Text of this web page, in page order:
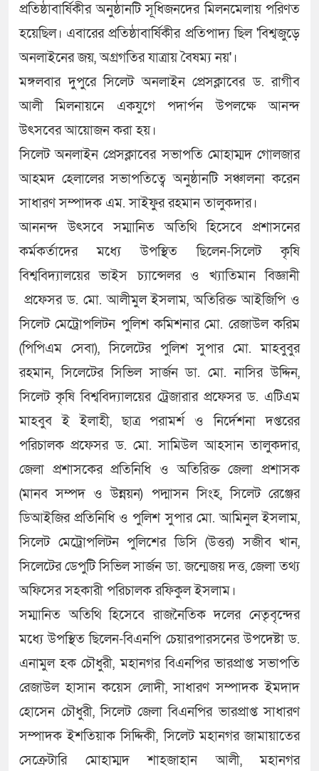
প্রতিষ্ঠাবার্ষিকীর অনুষ্ঠানটি সূধিজনদের মিলনমেলায় পরিণত
হয়েছিল। এবারের প্রতিষ্ঠাবার্ষিকীর প্রতিপাদ্য ছিল 'বিশ্বজুড়ে
অনলাইনের জয়, অগ্রগতির যাত্রায় বৈষম্য নয়'।
মঙ্গলবার দুপুরে সিলেট অনলাইন প্রেসক্লাবের ড. রাগীব
আলী মিলনায়নে একযুগে পদার্পন উপলক্ষে আনন্দ
উৎসবের আয়োজন করা হয়।
সিলেট অনলাইন প্রেসক্লাবের সভাপতি মোহাম্মদ গোলজার
আহমদ হেলালের সভাপতিত্বে অনুষ্ঠানটি সঞ্চালনা করেন
সাধারণ সম্পাদক এম. সাইফুর রহমান তালুকদার।
আননন্দ উৎসবে সম্মানিত অতিথি হিসেবে প্রশাসনের
কর্মকর্তাদের মধ্যে উপস্থিত ছিলেন-সিলেট কৃষি
বিশ্ববিদ্যালয়ের ভাইস চ্যান্সেলর ও খ্যাতিমান বিজ্ঞানী
প্রফেসর ড. মো. আলীমুল ইসলাম, অতিরিক্ত আইজিপি ও
সিলেট মেট্রোপলিটন পুলিশ কমিশনার মো. রেজাউল করিম
(পিপিএম সেবা), সিলেটের পুলিশ সুপার মো. মাহবুবুর
রহমান, সিলেটের সিভিল সার্জন ডা. মো. নাসির উদ্দিন,
সিলেট কৃষি বিশ্ববিদ্যালয়ের ট্রেজারার প্রফেসর ড. এটিএম
মাহবুব ই ইলাহী, ছাত্র পরামর্শ ও নির্দেশনা দপ্তরের
পরিচালক প্রফেসর ড. মো. সামিউল আহসান তালুকদার,
জেলা প্রশাসকের প্রতিনিধি ও অতিরিক্ত জেলা প্রশাসক
(মানব সম্পদ ও উন্নয়ন) পদ্মাসন সিংহ, সিলেট রেঞ্জের
ডিআইজির প্রতিনিধি ও পুলিশ সুপার মো. আমিনুল ইসলাম,
সিলেট মেট্রোপলিটন পুলিশের ডিসি (উত্তর) সজীব খান,
সিলেটের ডেপুটি সিভিল সার্জন ডা. জন্মেজয় দত্ত, জেলা তথ্য
অফিসের সহকারী পরিচালক রফিকুল ইসলাম।
সম্মানিত অতিথি হিসেবে রাজনৈতিক দলের নেতৃবৃন্দের
মধ্যে উপস্থিত ছিলেন-বিএনপি চেয়ারপারসনের উপদেষ্টা ড.
এনামুল হক চৌধুরী, মহানগর বিএনপির ভারপ্রাপ্ত সভাপতি
রেজাউল হাসান কয়েস লোদী, সাধারণ সম্পাদক ইমদাদ
হোসেন চৌধুরী, সিলেট জেলা বিএনপির ভারপ্রাপ্ত সাধারণ
সম্পাদক ইশতিয়াক সিদ্দিকী, সিলেট মহানগর জামায়াতের
সেক্রেটারি মোহাম্মদ শাহজাহান আলী, মহানগর